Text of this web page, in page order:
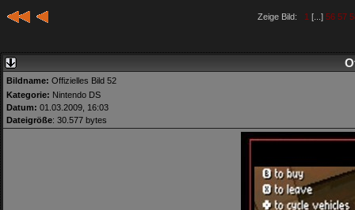
Zeige Bild: 1 [...] 56 57
Bildname: Offizielles Bild 52
Kategorie: Nintendo DS
Datum: 01.03.2009, 16:03
Dateigröße: 30.577 bytes